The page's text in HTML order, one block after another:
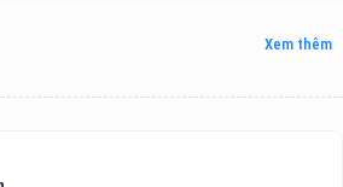
Xem thêm